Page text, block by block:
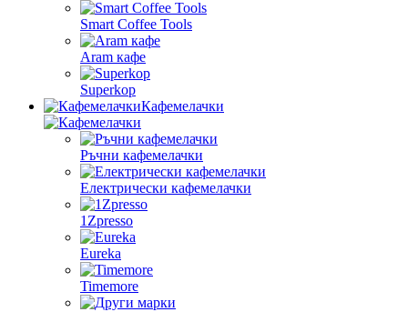
Smart Coffee Tools
Aram кафе
Superkop
Кафемелачки
Ръчни кафемелачки
Електрически кафемелачки
1Zpresso
Eureka
Timemore